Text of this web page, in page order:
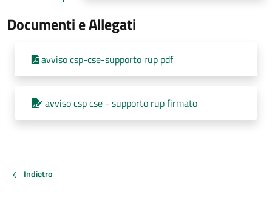
Documenti e Allegati
avviso csp-cse-supporto rup pdf
avviso csp cse - supporto rup firmato
Indietro